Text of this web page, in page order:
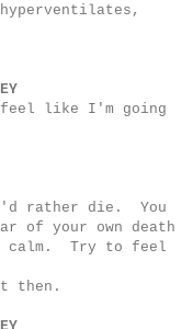
like I'm going
rather die.
You
of your own death
calm.
Try to feel
then.